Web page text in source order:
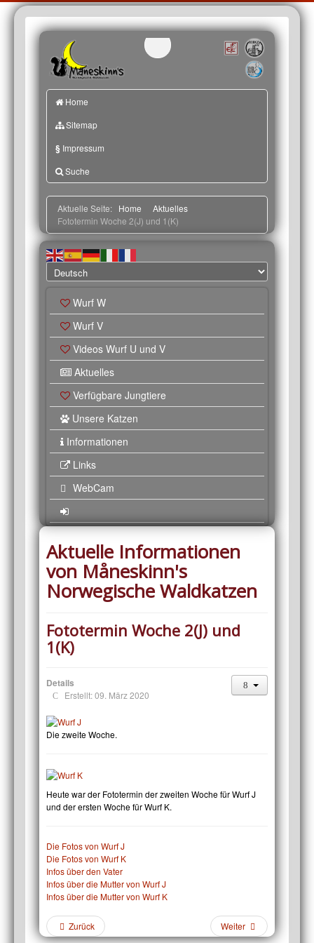
Home
Sitemap
§ Impressum
Suche
Aktuelle Seite: Home
Aktuelles
Fototermin Woche 2(J) und 1(K)
Wurf W
Wurf V
Videos Wurf U und V
Aktuelles
Verfügbare Jungtiere
Unsere Katzen
Informationen
Links
WebCam
Aktuelle Informationen
von Måneskinn's
Norwegische Waldkatzen
Fototermin Woche 2(J) und
1(K)
Details
Erstellt: 09. März 2020
Die zweite Woche.
Heute war der Fototermin der zweiten Woche für Wurf J
und der ersten Woche für Wurf K.
Die Fotos von Wurf J
Die Fotos von Wurf K
Infos über den Vater
Infos über die Mutter von Wurf J
Infos über die Mutter von Wurf K
Zurück Weiter